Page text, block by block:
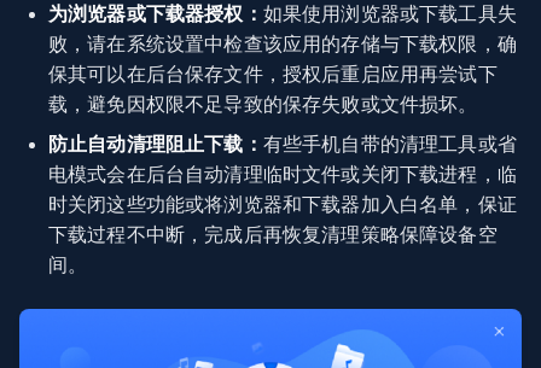
为浏览器或下载器授权： 如果使用浏览器或下载工具失
败，请在系统设置中检查该应用的存储与下载权限，确
保其可以在后台保存文件，授权后重启应用再尝试下
载，避免因权限不足导致的保存失败或文件损坏。
防止自动清理阻止下载： 有些手机自带的清理工具或省
电模式会在后台自动清理临时文件或关闭下载进程，临
时关闭这些功能或将浏览器和下载器加入白名单，保证
下载过程不中断，完成后再恢复清理策略保障设备空
间。